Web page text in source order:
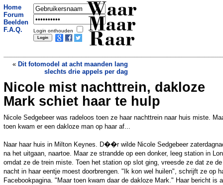
Home
Forum
Beelden
F.A.Q.
Login onthouden
Waar
Maar
Raar
« Dit fotomodel at acht maanden lang
slechts drie appels per dag
Naakte vrouw danst op vrachtwagen en
zorgt voor enorme file»
Nicole mist nachttrein, dakloze
Mark schiet haar te hulp
Nicole Sedgebeer was radeloos toen ze haar nachttrein naar huis miste.
toen kwam er een dakloze man op haar af...
Naar haar huis in Milton Keynes​. D��r wilde Nicole Sedgebeer
na het uitgaan, naartoe. Maar ze strandde op een donker, leeg station in
omdat ze de trein miste. Toen het station op slot ging, vreesde ze dat ze de
nacht in haar eentje moest doorbrengen. "Ik kon wel huilen", schrijft ze op
Facebookpagina. "Maar toen kwam daar de dakloze Mark." Haar bericht is